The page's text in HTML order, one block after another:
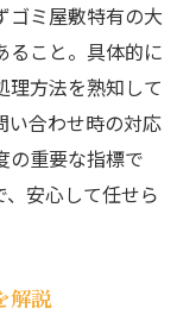
ゴミ屋敷特有の大
ること。具体的に
理方法を熟知して
い合わせ時の対応
の重要な指標で
安心して任せら
解説